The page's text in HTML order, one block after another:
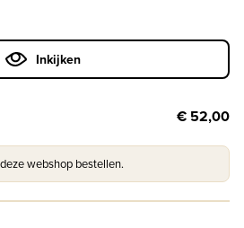
Inkijken
€ 52,00
webshop bestellen.